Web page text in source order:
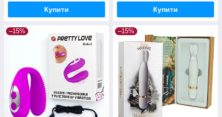
Купити Купити
–15% –15%